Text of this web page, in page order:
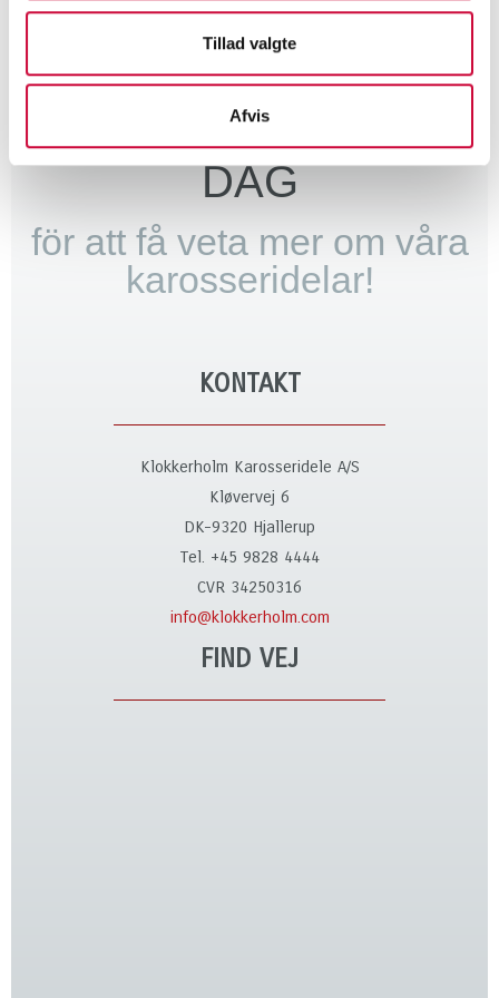
Tillad valgte
Afvis
KONTAKTA OSS I
DAG
för att få veta mer om våra
karosseridelar!
KONTAKT
Klokkerholm Karosseridele A/S
Kløvervej 6
DK-9320 Hjallerup
Tel. +45 9828 4444
CVR 34250316
info@klokkerholm.com
FIND VEJ